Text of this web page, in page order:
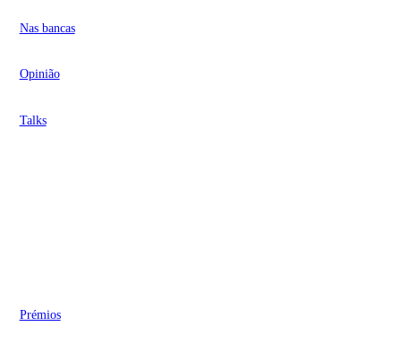
Nas bancas
Opinião
Talks
Prémios